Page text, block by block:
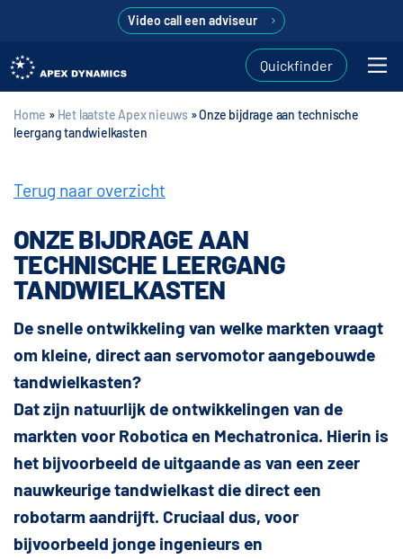
Video call een adviseur
Quickfinder
Home » Het laatste Apex nieuws »Onze bijdrage aan technische
leergang tandwielkasten
Terug naar overzicht
ONZE BIJDRAGE AAN
TECHNISCHE LEERGANG
TANDWIELKASTEN
De snelle ontwikkeling van welke markten vraagt
om kleine, direct aan servomotor aangebouwde
tandwielkasten?
Dat zijn natuurlijk de ontwikkelingen van de
markten voor Robotica en Mechatronica. Hierin is
het bijvoorbeeld de uitgaande as van een zeer
nauwkeurige tandwielkast die direct een
robotarm aandrijft. Cruciaal dus, voor
bijvoorbeeld jonge ingenieurs en